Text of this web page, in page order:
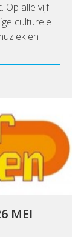
Op alle vijf
culturele
en
MEI